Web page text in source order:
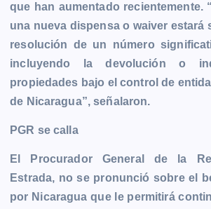
que han aumentado recientemente.
una nueva dispensa o waiver estará
resolución de un número
incluyendo la devolución o
propiedades bajo el control de
de Nicaragua”, señalaron.
PGR se calla
El Procurador General de la
Estrada, no se pronunció sobre el
por Nicaragua que le permitirá